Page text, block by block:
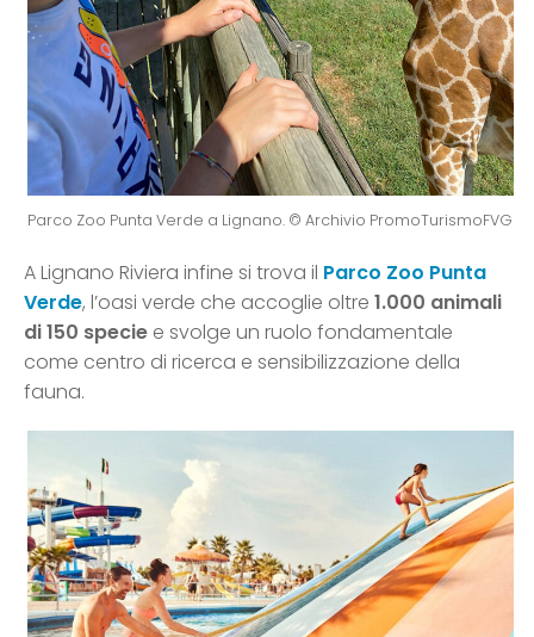
Parco Zoo Punta Verde a Lignano. © Archivio PromoTurismoFVG
A Lignano Riviera infine si trova il Parco Zoo Punta
Verde, l’oasi verde che accoglie oltre 1.000 animali
di 150 specie e svolge un ruolo fondamentale
come centro di ricerca e sensibilizzazione della
fauna.